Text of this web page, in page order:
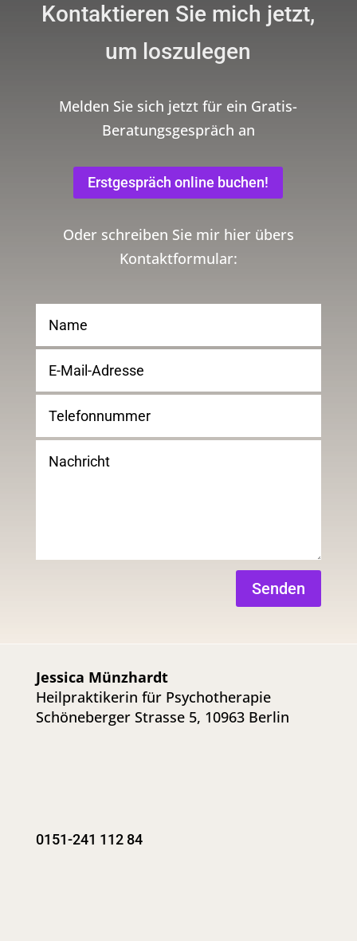
Kontaktieren Sie mich jetzt,
um loszulegen
Melden Sie sich jetzt für ein Gratis-
Beratungsgespräch an
Erstgespräch online buchen!
Oder schreiben Sie mir hier übers
Kontaktformular:
Senden
Jessica Münzhardt
Heilpraktikerin für Psychotherapie
Schöneberger Strasse 5, 10963 Berlin
0151-241 112 84